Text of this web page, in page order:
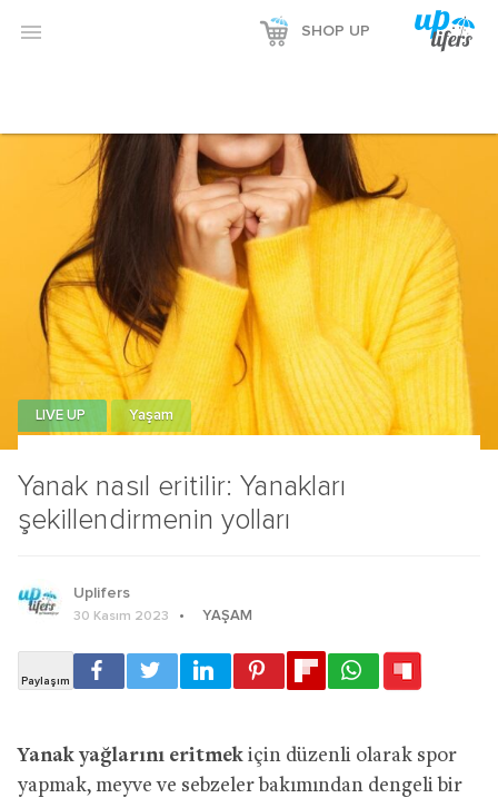
Reklamı Göster
Reklamı Gizle
 SHOP UP
Yanak nasıl eritilir: Yanakları
şekillendirmenin yolları
LIVE UP Yaşam
Uplifers
30 Kasım 2023 YAŞAM
Yanak yağlarını eritmek için düzenli olarak spor
yapmak, meyve ve sebzeler bakımından dengeli bir